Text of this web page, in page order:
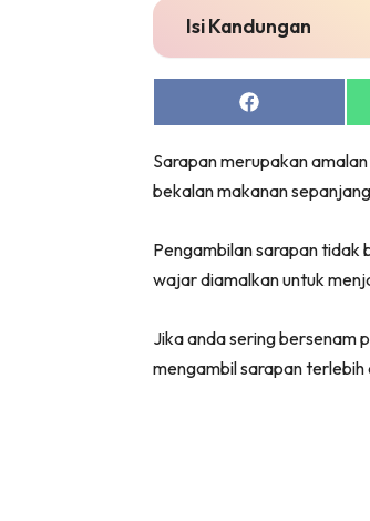
Isi Kandungan
Share
on
Sarapan merupakan
bekalan makanan
Pengambilan sarapan tidak
wajar diamalkan untuk
Jika anda sering bersenam
mengambil sarapan